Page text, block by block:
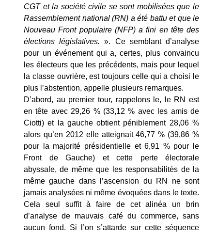
CGT et la société civile se sont mobilisées que le
Rassemblement national (RN) a été battu et que le
Nouveau Front populaire (NFP) a fini en tête des
élections législatives. ». Ce semblant d’analyse
pour un événement qui a, certes, plus convaincu
les électeurs que les précédents, mais pour lequel
la classe ouvrière, est toujours celle qui a choisi le
plus l’abstention, appelle plusieurs remarques.
D’abord, au premier tour, rappelons le, le RN est
en tête avec 29,26 % (33,12 % avec les amis de
Ciotti) et la gauche obtient péniblement 28,06 %
alors qu’en 2012 elle atteignait 46,77 % (39,86 %
pour la majorité présidentielle et 6,91 % pour le
Front de Gauche) et cette perte électorale
abyssale, de même que les responsabilités de la
même gauche dans l’ascension du RN ne sont
jamais analysées ni même évoquées dans le texte.
Cela seul suffit à faire de cet alinéa un brin
d’analyse de mauvais café du commerce, sans
aucun fond. Si l’on s’attarde sur cette séquence